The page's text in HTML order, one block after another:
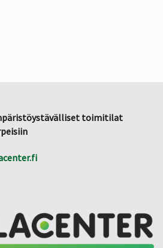
toimitilat